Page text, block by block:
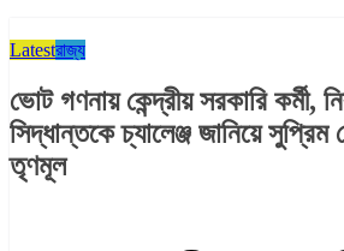
Latestরাজ্য​
ভোট গণনায় কেন্দ্রীয় সরকারি কর্মী,
সিদ্ধান্তকে চ্যালেঞ্জ জানিয়ে সুপ্রিম
তৃণমূল